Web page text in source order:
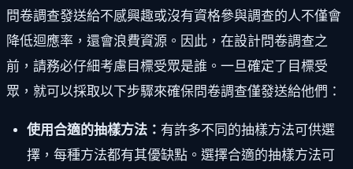
問卷調查發送給不感興趣或沒有資格參與調查的人不僅會
降低迴應率，還會浪費資源。因此，在設計問卷調查之
前，請務必仔細考慮目標受眾是誰。一旦確定了目標受
眾，就可以採取以下步驟來確保問卷調查僅發送給他們：
使用合適的抽樣方法： 有許多不同的抽樣方法可供選
擇，每種方法都有其優缺點。選擇合適的抽樣方法可